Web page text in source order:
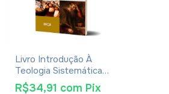
Livro Introdução À
Teologia Sistemática -
Louis Berkhof
R$34,91 com Pix